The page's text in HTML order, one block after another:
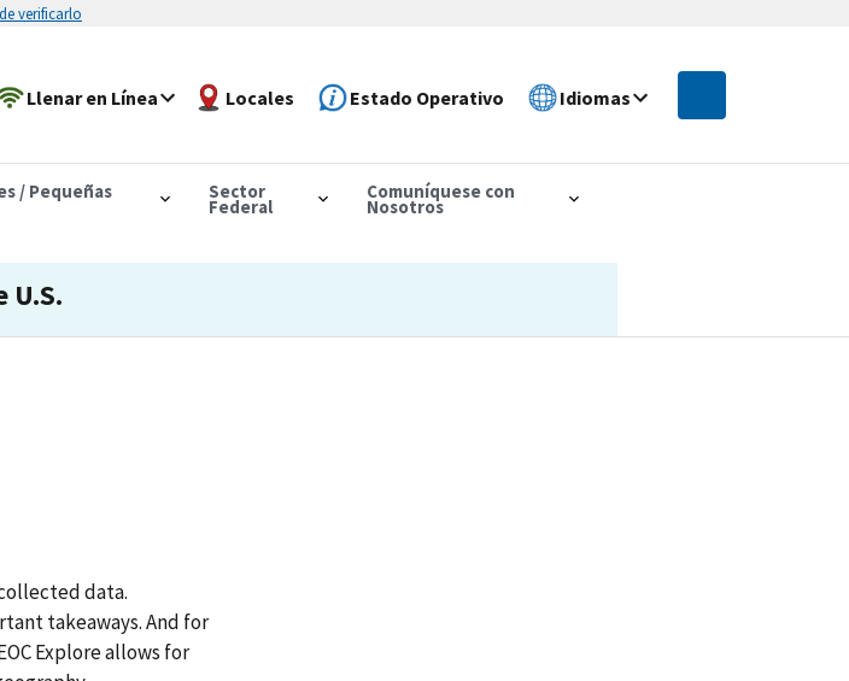
verificarlo
Llenar en Línea Locales Estado Operativo Idiomas
/ Pequeñas Sector
Federal
Comuníquese con
Nosotros
data.
takeaways. And for
Explore allows for